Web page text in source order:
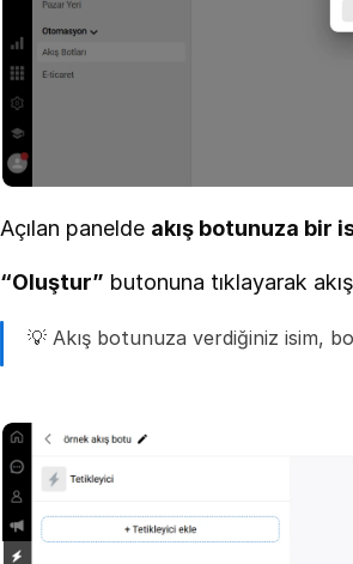
Açılan panelde akış botunuza bir
“Oluştur” butonuna tıklayarak
💡 Akış botunuza verdiğiniz isim,